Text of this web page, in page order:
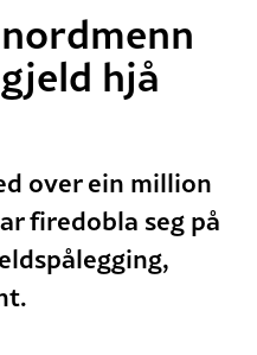
hjå
over ein million
firedobla seg på